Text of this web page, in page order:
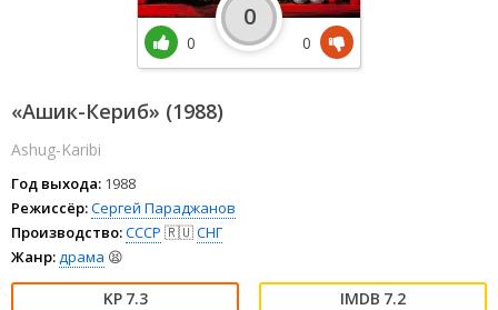
«Ашик-Кериб» (1988)
Ashug-Karibi
Год выхода: 1988
Режиссёр:Сергей Параджанов
Производство:СССР 🇷🇺СНГ
Жанр:драма 😫
7.3 7.2
0
0
0